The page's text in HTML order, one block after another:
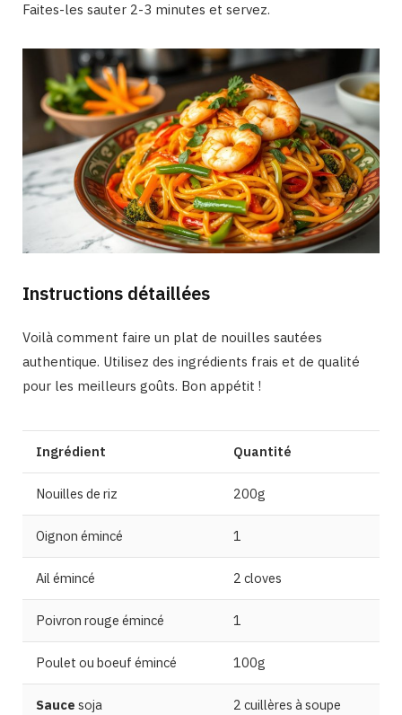
Faites-les sauter 2-3 minutes et servez.
Instructions détaillées
Voilà comment faire un plat de nouilles sautées
authentique. Utilisez des ingrédients frais et de qualité
pour les meilleurs goûts. Bon appétit !
Ingrédient Quantité
Nouilles de riz 200g
Oignon émincé 1
Ail émincé 2 cloves
Poivron rouge émincé 1
Poulet ou boeuf émincé 100g
Sauce soja 2 cuillères à soupe